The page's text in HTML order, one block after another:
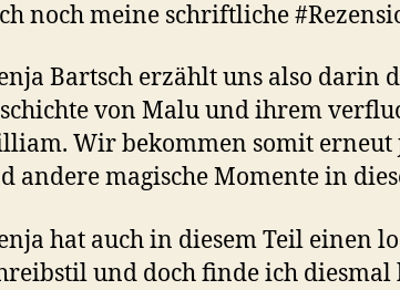
noch meine schriftliche
Bartsch erzählt uns also darin
von Malu und ihrem
Wir bekommen somit erneut
andere magische Momente in
hat auch in diesem Teil einen
und doch finde ich diesmal